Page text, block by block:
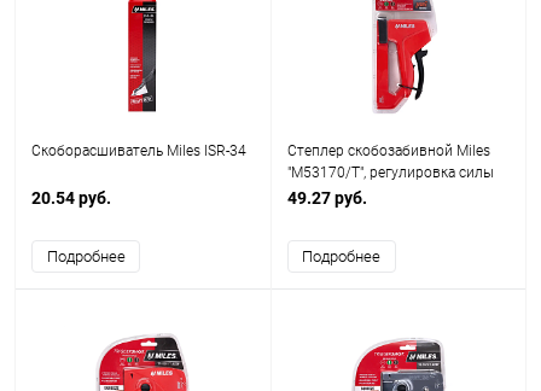
Скоборасшиватель Miles ISR-34
20.54 руб.
Подробнее
Степлер скобозабивной Miles
"M53170/T", регулировка силы
удара
49.27 руб.
Подробнее